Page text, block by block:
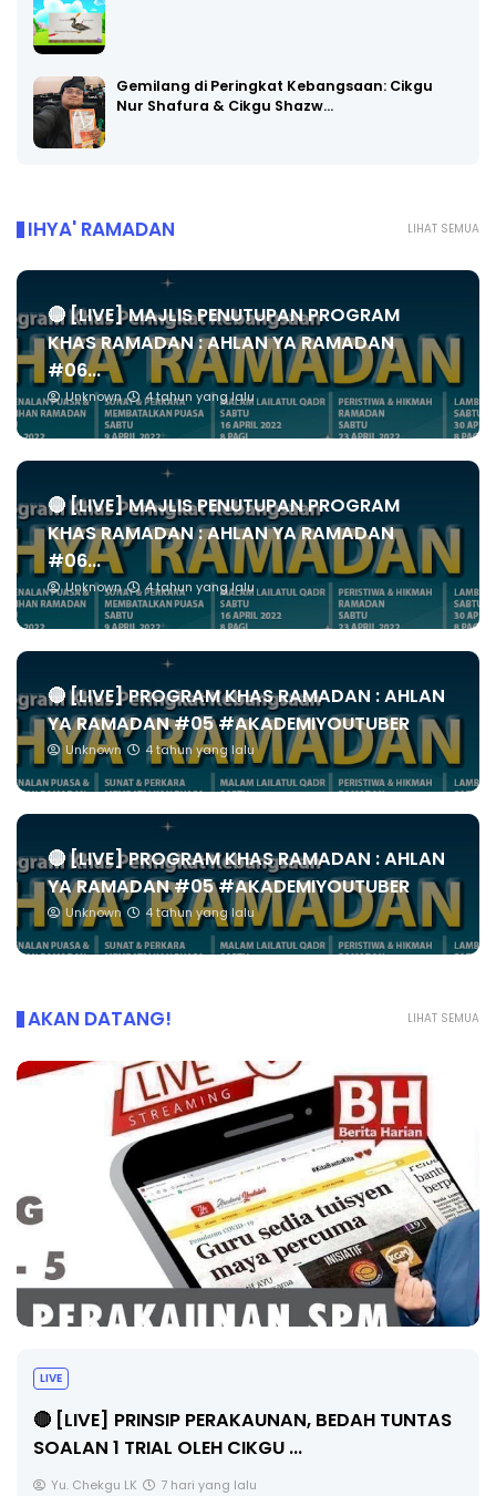
Gemilang di Peringkat Kebangsaan: Cikgu
Nur Shafura & Cikgu Shazw…
LIHAT SEMUA
IHYA' RAMADAN
🔴 [LIVE] MAJLIS PENUTUPAN PROGRAM
KHAS RAMADAN : AHLAN YA RAMADAN
#06...
Unknown 4 tahun yang lalu
🔴 [LIVE] MAJLIS PENUTUPAN PROGRAM
KHAS RAMADAN : AHLAN YA RAMADAN
#06...
Unknown 4 tahun yang lalu
🔴 [LIVE] PROGRAM KHAS RAMADAN : AHLAN
YA RAMADAN #05 #AKADEMIYOUTUBER
Unknown 4 tahun yang lalu
🔴 [LIVE] PROGRAM KHAS RAMADAN : AHLAN
YA RAMADAN #05 #AKADEMIYOUTUBER
Unknown 4 tahun yang lalu
LIHAT SEMUA
AKAN DATANG!
LIVE
🔴 [LIVE] PRINSIP PERAKAUNAN, BEDAH TUNTAS
SOALAN 1 TRIAL OLEH CIKGU ...
Yu. Chekgu LK 7 hari yang lalu